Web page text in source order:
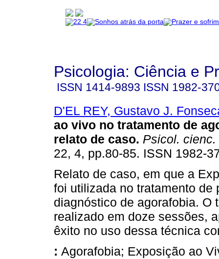
Psicologia: Ciência e
ISSN 1414-9893 ISSN 1982-
D'EL REY, Gustavo J.
ao vivo no tratamento de
relato de caso. Psicol. cienc.
22, 4, pp.80-85. ISSN 1982-
Relato de caso, em que a
foi utilizada no tratamento de
diagnóstico de agorafobia. O
realizado em doze sessões,
êxito no uso dessa técnica
: Agorafobia; Exposição ao